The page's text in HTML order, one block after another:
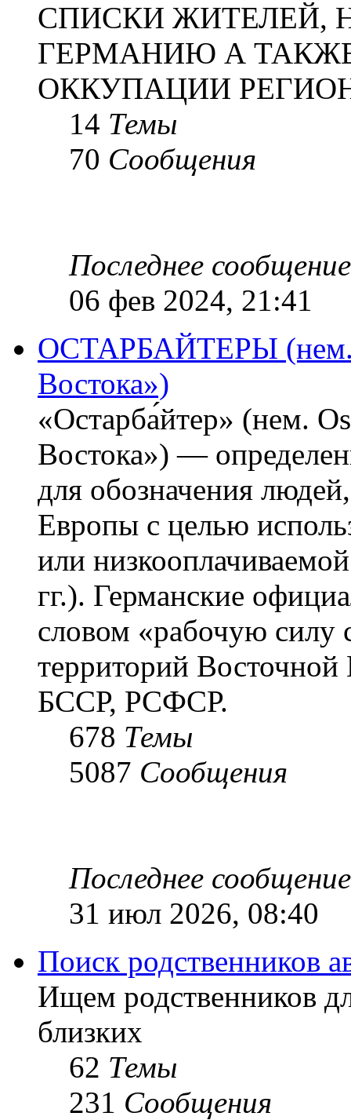
СПИСКИ ЖИТЕЛЕЙ,
ГЕРМАНИЮ А
ОККУПАЦИИ
14 Темы
70 Сообщения
Последнее сообщение
06 фев 2024, 21:41
ОСТАРБАЙТЕРЫ (нем.
Востока»)
«Остарба́йтер» (нем.
Востока») —
для обозначения
Европы с целью
или
гг.). Германские
словом «рабочую силу
территорий
БССР, РСФСР.
678 Темы
5087 Сообщения
Последнее сообщение
31 июл 2026, 08:40
Поиск родственников
Ищем родственников
близких
62 Темы
231 Сообщения